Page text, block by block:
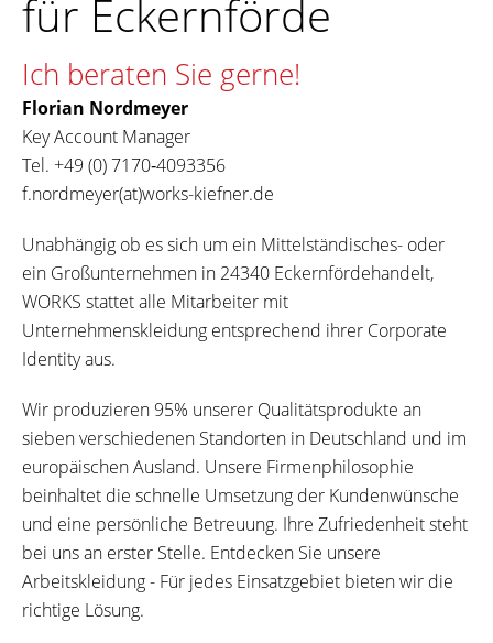
für Eckernförde
Ich beraten Sie gerne!
Florian Nordmeyer
Key Account Manager
Tel. +49 (0) 7170‐4093356
f.nordmeyer(at)works-kiefner.de
Unabhängig ob es sich um ein Mittelständisches- oder
ein Großunternehmen in 24340 Eckernfördehandelt,
WORKS stattet alle Mitarbeiter mit
Unternehmenskleidung entsprechend ihrer Corporate
Identity aus.
Wir produzieren 95% unserer Qualitätsprodukte an
sieben verschiedenen Standorten in Deutschland und im
europäischen Ausland. Unsere Firmenphilosophie
beinhaltet die schnelle Umsetzung der Kundenwünsche
und eine persönliche Betreuung. Ihre Zufriedenheit steht
bei uns an erster Stelle. Entdecken Sie unsere
Arbeitskleidung - Für jedes Einsatzgebiet bieten wir die
richtige Lösung.